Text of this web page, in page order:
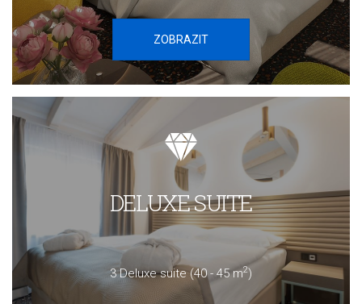
ZOBRAZIT
DELUXE SUITE
3 Deluxe suite (40 - 45 m2)